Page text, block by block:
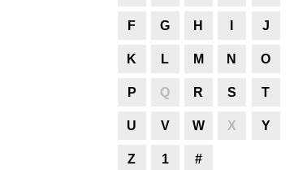
F G H J
K L M N O
P Q R S T
U V W X Y
Z 1 #